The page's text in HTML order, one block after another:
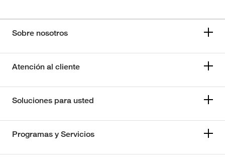
Sobre nosotros
Atención al cliente
Soluciones para usted
Programas y Servicios